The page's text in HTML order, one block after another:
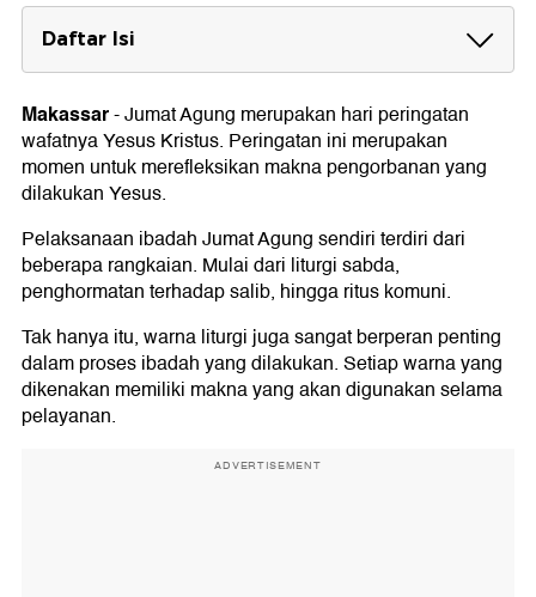
Daftar Isi
Jadwal Jumat Agung 2025
Warna Liturgi Jumat Agung
Mengapa Disebut Jumat Agung?
Liturgi Sabda
Penghormatan terhadap Salib
Ritus Komuni
Makna Jumat Agung
Makassar-Jumat Agung merupakan hari peringatan
wafatnya Yesus Kristus. Peringatan ini merupakan
momen untuk merefleksikan makna pengorbanan yang
dilakukan Yesus.
Pelaksanaan ibadah Jumat Agung sendiri terdiri dari
beberapa rangkaian. Mulai dari liturgi sabda,
penghormatan terhadap salib, hingga ritus komuni.
Tak hanya itu, warna liturgi juga sangat berperan penting
dalam proses ibadah yang dilakukan. Setiap warna yang
dikenakan memiliki makna yang akan digunakan selama
pelayanan.
ADVERTISEMENT